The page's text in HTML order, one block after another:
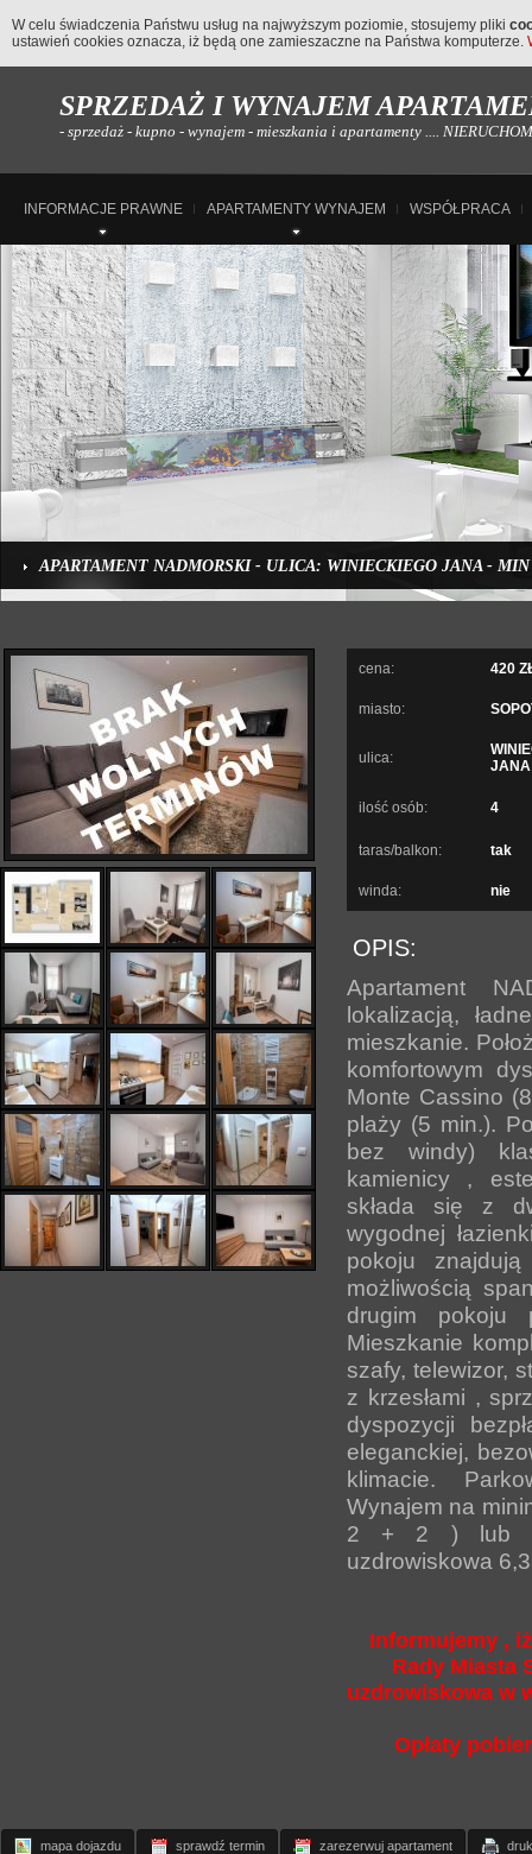
W celu świadczenia Państwu usług na najwyższym poziomie, stosujemy pliki
ustawień cookies oznacza, iż będą one zamieszaczne na Państwa komputerze.
SPRZEDAŻ I WYNAJEM
- sprzedaż - kupno - wynajem - mieszkania i apartamenty ....
INFORMACJE PRAWNE APARTAMENTY WYNAJEM WSPÓŁPRACA
APARTAMENT NADMORSKI - ULICA: WINIECKIEGO JANA -
cena: 420
miasto:
ulica:
JANA
ilość osób: 4
taras/balkon: tak
winda: nie
OPIS:
Apartament
lokalizacją,
mieszkanie.
komfortowym
Monte Cassino
plaży (5 min.).
bez windy)
kamienicy ,
składa się z
wygodnej
pokoju
możliwością
drugim pokoju
Mieszkanie
szafy, telewizor,
z krzesłami ,
dyspozycji
eleganckiej,
klimacie.
Wynajem na
2 + 2 ) lub (
uzdrowiskowa
Informujemy ,
Rady Miasta
uzdrowiskowa w
Opłaty
mapa dojazdu sprawdź termin zarezerwuj apartament